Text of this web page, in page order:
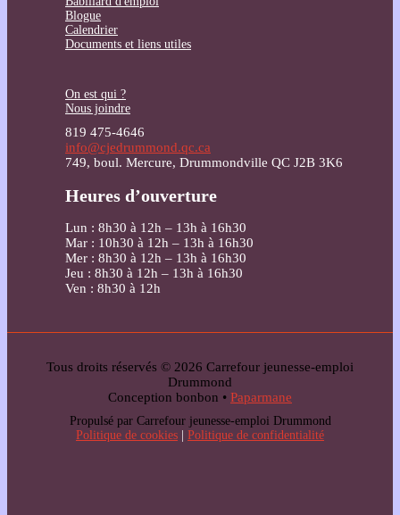
Blogue
Calendrier
Documents et liens utiles
On est qui ?
Nous joindre
819 475-4646
info@cjedrummond.qc.ca
749, boul. Mercure, Drummondville QC J2B 3K6
Heures d’ouverture
Lun : 8h30 à 12h – 13h à 16h30
Mar : 10h30 à 12h – 13h à 16h30
Mer : 8h30 à 12h – 13h à 16h30
Jeu : 8h30 à 12h – 13h à 16h30
Ven : 8h30 à 12h
Tous droits réservés © 2026 Carrefour jeunesse-emploi
Drummond
Conception bonbon • Paparmane
Propulsé par Carrefour jeunesse-emploi Drummond
Politique de cookies
Politique de confidentialité